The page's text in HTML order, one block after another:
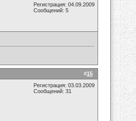
Регистрация: 04.09.2009
Сообщений: 5
#15
Регистрация: 03.03.2009
Сообщений: 31